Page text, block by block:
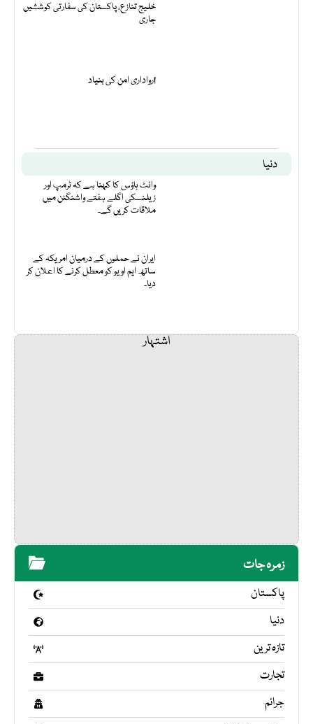
خلیج تنازع، پاکستان کی سفارتی کوششیں
جاری
رواداری امن کی بنیاد!
دنیا
وائٹ ہاؤس کا کہنا ہے کہ ٹرمپ اور
زیلنسکی اگلے ہفتے واشنگٹن میں
ملاقات کریں گے۔
ایران نے حملوں کے درمیان امریکہ کے
ساتھ ایم او یو کو معطل کرنے کا اعلان کر
دیا۔
اشتہار
زمرہ جات
پاکستان
دنیا
تازہ ترین
تجارت
جرائم